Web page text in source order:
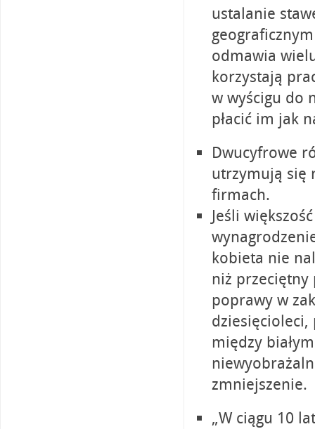
ustalanie
odmawia
korzystają
w wyścigu do
płacić im jak
Dwucyfrowe
utrzymują się
firmach.
Jeśli
kobieta nie
niż przeciętny
poprawy w
między
zmniejszenie.
„W ciągu 10